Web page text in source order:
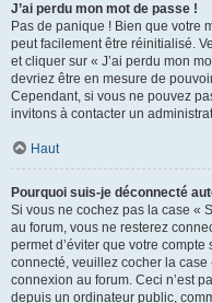
J’ai perdu mon mot de passe !
Pas de panique ! Bien que votre
peut facilement être réinitialisé.
et cliquer sur « J’ai perdu mon
devriez être en mesure de
Cependant, si vous ne pouvez
invitons à contacter un
Haut
Pourquoi suis-je déconnecté
Si vous ne cochez pas la case «
au forum, vous ne resterez
permet d’éviter que votre compte
connecté, veuillez cocher la
connexion au forum. Ceci n’est
depuis un ordinateur public,